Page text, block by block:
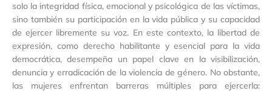
solo la integridad física, emocional y psicológica de las víctimas,
sino también su participación en la vida pública y su capacidad
de ejercer libremente su voz. En este contexto, la libertad de
expresión, como derecho habilitante y esencial para la vida
democrática, desempeña un papel clave en la visibilización,
denuncia y erradicación de la violencia de género. No obstante,
las mujeres enfrentan barreras múltiples para ejercerla: